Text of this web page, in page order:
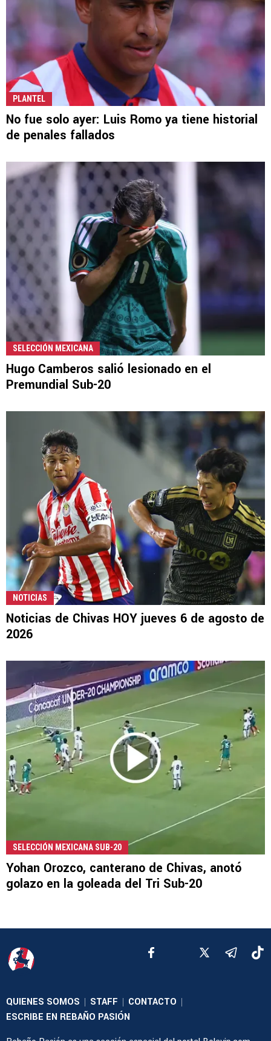
PLANTEL
No fue solo ayer: Luis Romo ya tiene historial
de penales fallados
SELECCIÓN MEXICANA
Hugo Camberos salió lesionado en el
Premundial Sub-20
NOTICIAS
Noticias de Chivas HOY jueves 6 de agosto de
2026
SELECCIÓN MEXICANA SUB-20
Yohan Orozco, canterano de Chivas, anotó
golazo en la goleada del Tri Sub-20
QUIENES SOMOS STAFF CONTACTO
ESCRIBE EN REBAÑO PASIÓN